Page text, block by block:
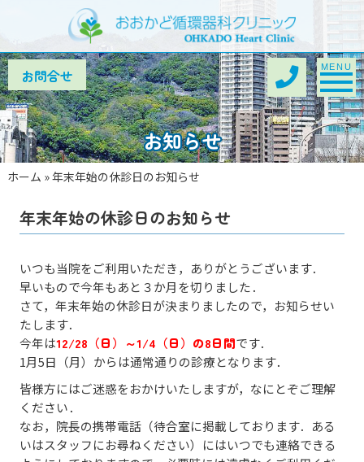
Toggle
MENU
お知らせ
ホーム »年末年始の休診日のお知らせ
年末年始の休診日のお知らせ
いつも当院をご利用いただき，ありがとうございます．
早いもので今年もあと３か月を切りました．
さて， 年末年始の休診日が決まりましたので，お知らせい
たします．
今年は12/28 （日）～1/4 （日） の8日間です．
1月5日（月）からは通常通りの診療となります．
皆様方にはご迷惑をおかけいたしますが，なにとぞご理解
ください．
なお，院長の携帯電話（待合室に掲載しております．ある
いはスタッフにお尋ねください）にはいつでも連絡できる